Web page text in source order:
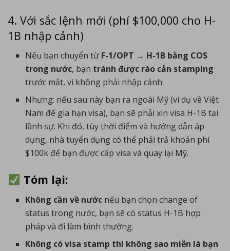
4. Với sắc lệnh mới (phí $100,000 cho H-
1B nhập cảnh)
Nếu bạn chuyển từ F-1/OPT → H-1B bằng COS
trong nước, bạn tránh được rào cản stamping
trước mắt, vì không phải nhập cảnh.
Nhưng: nếu sau này bạn ra ngoài Mỹ (ví dụ về Việt
Nam để gia hạn visa), bạn sẽ phải xin visa H-1B tại
lãnh sự. Khi đó, tùy thời điểm và hướng dẫn áp
dụng, nhà tuyển dụng có thể phải trả khoản phí
$100k để bạn được cấp visa và quay lại Mỹ.
Tóm lại:
Không cần về nước nếu bạn chọn change of
status trong nước, bạn sẽ có status H-1B hợp
pháp và đi làm bình thường.
Không có visa stamp thì không sao miễn là bạn